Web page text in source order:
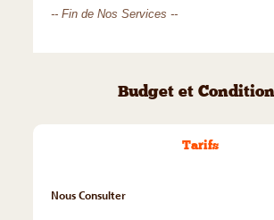
-- Fin de Nos Services --
Budget et
Tarifs
Nous Consulter